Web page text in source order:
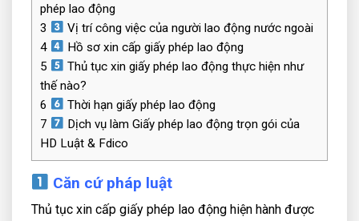
phép lao động
3
Vị trí công việc của người lao động nước ngoài
4
Hồ sơ xin cấp giấy phép lao động
5
Thủ tục xin giấy phép lao động thực hiện như
thế nào?
6
Thời hạn giấy phép lao động
7
Dịch vụ làm Giấy phép lao động trọn gói của
HD Luật & Fdico
Căn cứ pháp luật
Thủ tục xin cấp giấy phép lao động hiện hành được